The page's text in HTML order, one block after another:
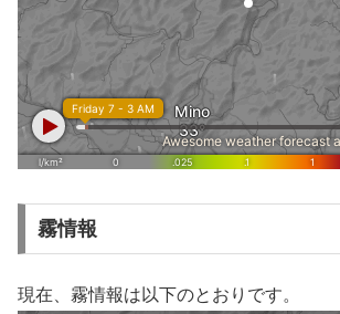
霧情報
現在、霧情報は以下のとおりです。